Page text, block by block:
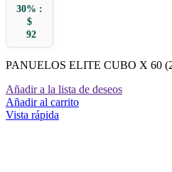
30% :
$
92
PANUELOS ELITE CUBO X 60
Añadir a la lista de deseos
Añadir al carrito
Vista rápida